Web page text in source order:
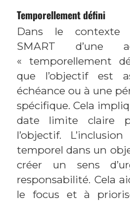
Temporellement défini
Dans le contexte
SMART d’une
« temporellement
que l’objectif est
échéance ou à une
spécifique. Cela
date limite claire
l’objectif.
temporel dans un
créer un sens
responsabilité. Cela
le focus et à